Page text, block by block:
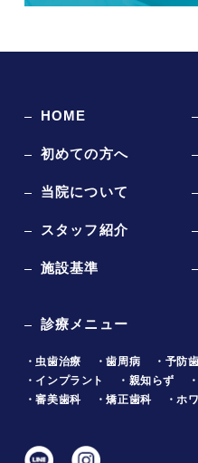
HOME
初めての方へ
当院について
スタッフ紹介
施設基準
診療メニュー
・虫歯治療 ・歯周病 ・予防
・インプラント
・親知らず
・審美歯科
・矯正歯科 ・ホ